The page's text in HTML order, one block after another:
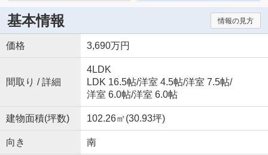
基本情報 情報の見方
価格 3,690万円
間取り / 詳細
4LDK
LDK 16.5帖/洋室 4.5帖/洋室 7.5帖/
洋室 6.0帖/洋室 6.0帖
建物面積(坪数) 102.26㎡(30.93坪)
向き 南